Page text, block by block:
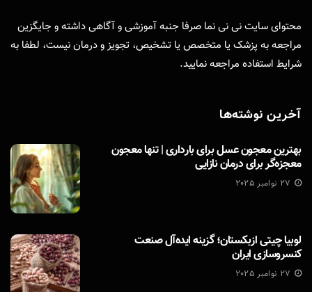
محتوای سایت نی نی نما صرفا جنبه آموزشی و آگاهی داشته و جایگزین
مراجعه به پزشک یا متخصص یا تشخیص، تجویز و درمان نیست، لطفا به
شرایط استفاده مراجعه نمایید.
آخرین نوشته‌ها
بهترین معجون عسل برای بارداری | تنها معجون
معجزه‌گر برای درمان نازایی
27 نوامبر 2025
لوبیا چیتی ازبکستان؛ گزینه ایده‌آل صنعت
کنسروسازی ایران
27 نوامبر 2025